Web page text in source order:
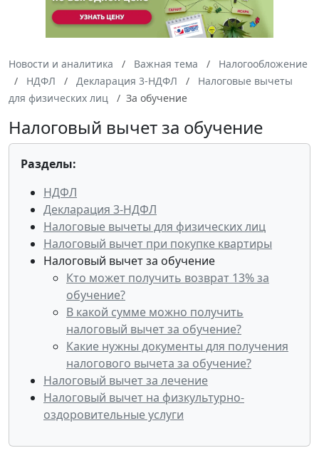
Новости и аналитика Важная тема
Налогообложение
НДФЛ
Декларация 3-НДФЛ
Налоговые вычеты
для физических лиц
За обучение
Налоговый вычет за обучение
Разделы:
НДФЛ
Декларация 3-НДФЛ
Налоговые вычеты для физических лиц
Налоговый вычет при покупке квартиры
Налоговый вычет за обучение
Кто может получить возврат 13% за
обучение?
В какой сумме можно получить
налоговый вычет за обучение?
Какие нужны документы для получения
налогового вычета за обучение?
Налоговый вычет за лечение
Налоговый вычет на физкультурно-
оздоровительные услуги